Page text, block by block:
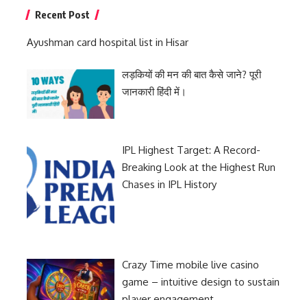
Recent Post
Ayushman card hospital list in Hisar
लड़कियों की मन की बात कैसे जाने? पूरी
जानकारी हिंदी में।
IPL Highest Target: A Record-
Breaking Look at the Highest Run
Chases in IPL History
Crazy Time mobile live casino
game – intuitive design to sustain